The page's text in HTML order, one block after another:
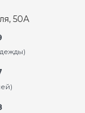
50А